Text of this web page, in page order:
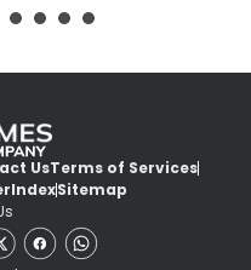
UsTerms of Services
IndexSitemap